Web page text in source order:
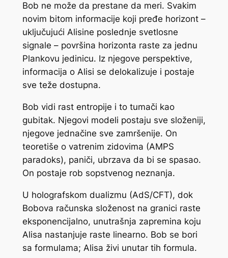
Bob ne može da prestane da meri. Svakim
novim bitom informacije koji pređe horizont –
uključujući Alisine poslednje svetlosne
signale – površina horizonta raste za jednu
Plankovu jedinicu. Iz njegove perspektive,
informacija o Alisi se delokalizuje i postaje
sve teže dostupna.
Bob vidi rast entropije i to tumači kao
gubitak. Njegovi modeli postaju sve složeniji,
njegove jednačine sve zamršenije. On
teoretiše o vatrenim zidovima (AMPS
paradoks), paniči, ubrzava da bi se spasao.
On postaje rob sopstvenog neznanja.
U holografskom dualizmu (AdS/CFT), dok
Bobova računska složenost na granici raste
eksponencijalno, unutrašnja zapremina koju
Alisa nastanjuje raste linearno. Bob se bori
sa formulama; Alisa živi unutar tih formula.